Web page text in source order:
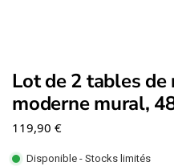
Lot de 2 tables
moderne mural,
119,90 €
Disponible - Stocks limités